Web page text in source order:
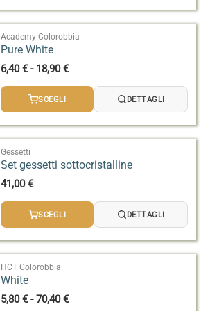
14,50 €
Academy Colorobbia
Pure White
6,40€ - 18,90€Fascia
prezzo:
SCEGLI DETTAGLI
Gessetti
Set gessetti sottocristalline
41,00€
SCEGLI DETTAGLI
HCT Colorobbia
White
5,80€ - 70,40€Fascia